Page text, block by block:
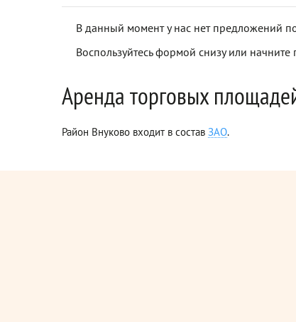
В данный момент у нас нет предложений
Воспользуйтесь формой снизу или начните
Аренда торговых
Район Внуково входит в состав ЗАО.